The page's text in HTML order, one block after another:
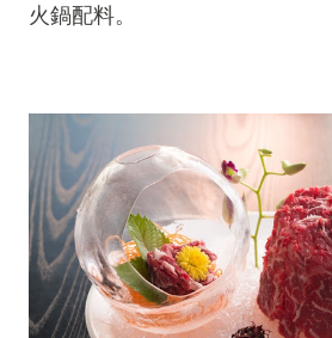
火鍋配料。